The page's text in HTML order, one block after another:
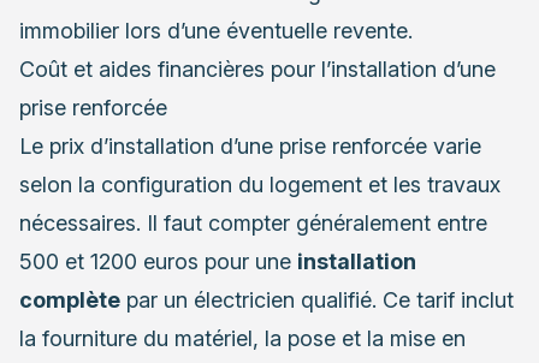
immobilier lors d’une éventuelle revente.
Coût et aides financières pour l’installation d’une
prise renforcée
Le prix d’installation d’une prise renforcée varie
selon la configuration du logement et les travaux
nécessaires. Il faut compter généralement entre
500 et 1200 euros pour une installation
complète par un électricien qualifié. Ce tarif inclut
la fourniture du matériel, la pose et la mise en